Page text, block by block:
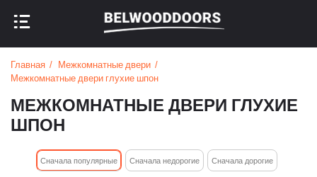
НАЗАД В МЕНЮ
НАЗАД В МЕНЮ
Главная
Межкомнатные двери
Межкомнатные двери глухие шпон
МЕЖКОМНАТНЫЕ ДВЕРИ ГЛУХИЕ
ШПОН
Cначала популярные Сначала недорогие Cначала дорогие